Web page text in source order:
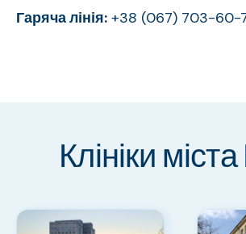
Гаряча лінія: +38 (067) 703-60-
Клініки